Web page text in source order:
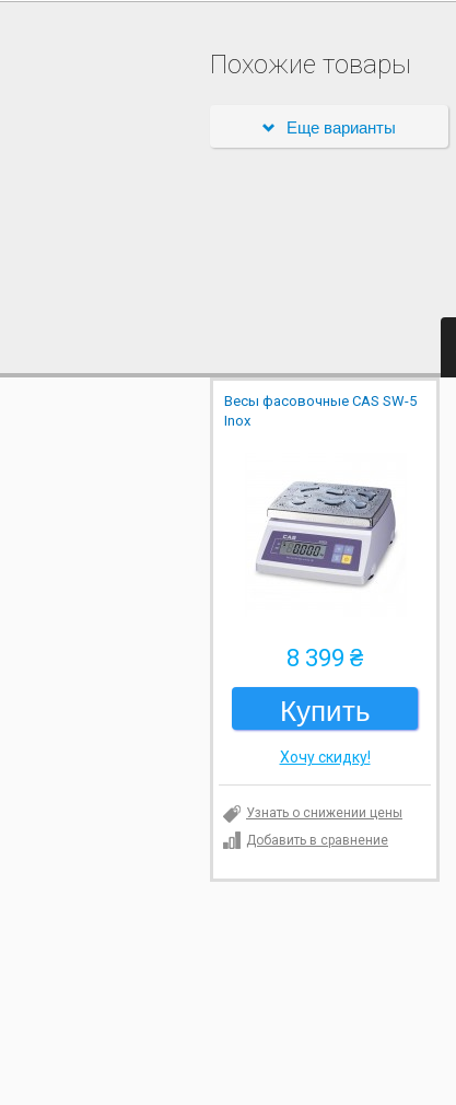
Похожие товары
Еще варианты
Весы фасовочные CAS SW-5
Inox
8 399 ₴
Купить
Хочу скидку!
Узнать о снижении цены
Добавить в сравнение